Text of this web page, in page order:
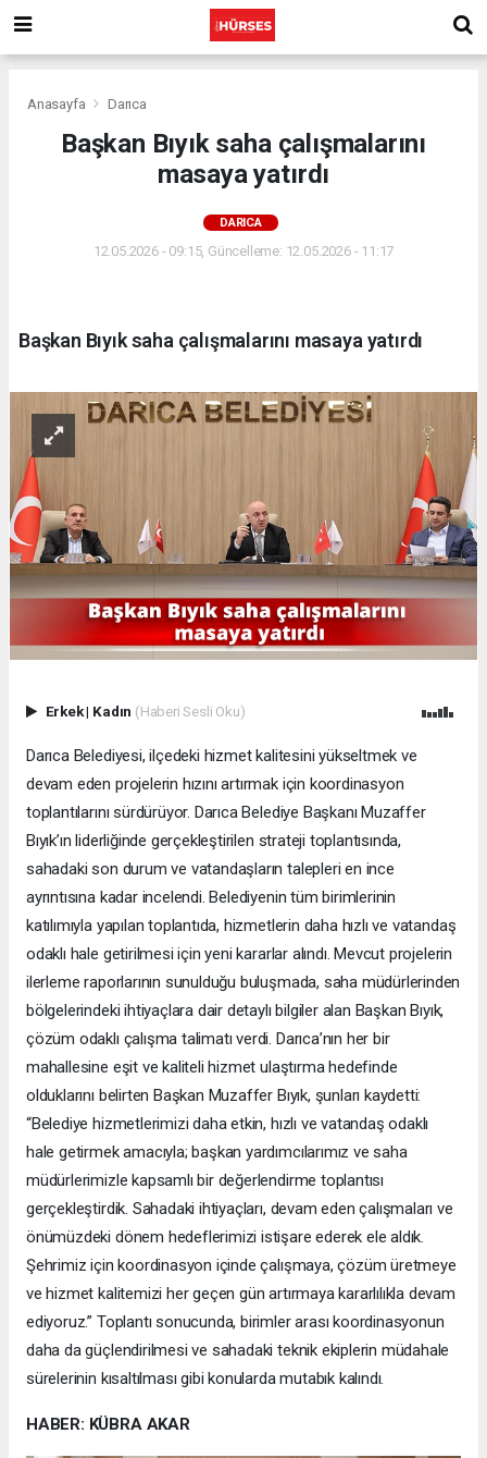
Anasayfa Darıca
Başkan Bıyık saha çalışmalarını
masaya yatırdı
DARICA
12.05.2026 - 09:15, Güncelleme: 12.05.2026 - 11:17
Başkan Bıyık saha çalışmalarını masaya yatırdı
Erkek| Kadın (Haberi Sesli Oku)
Darıca Belediyesi, ilçedeki hizmet kalitesini yükseltmek ve
devam eden projelerin hızını artırmak için koordinasyon
toplantılarını sürdürüyor. Darıca Belediye Başkanı Muzaffer
Bıyık’ın liderliğinde gerçekleştirilen strateji toplantısında,
sahadaki son durum ve vatandaşların talepleri en ince
ayrıntısına kadar incelendi. Belediyenin tüm birimlerinin
katılımıyla yapılan toplantıda, hizmetlerin daha hızlı ve vatandaş
odaklı hale getirilmesi için yeni kararlar alındı. Mevcut projelerin
ilerleme raporlarının sunulduğu buluşmada, saha müdürlerinden
bölgelerindeki ihtiyaçlara dair detaylı bilgiler alan Başkan Bıyık,
çözüm odaklı çalışma talimatı verdi. Darıca’nın her bir
mahallesine eşit ve kaliteli hizmet ulaştırma hedefinde
olduklarını belirten Başkan Muzaffer Bıyık, şunları kaydetti:
“Belediye hizmetlerimizi daha etkin, hızlı ve vatandaş odaklı
hale getirmek amacıyla; başkan yardımcılarımız ve saha
müdürlerimizle kapsamlı bir değerlendirme toplantısı
gerçekleştirdik. Sahadaki ihtiyaçları, devam eden çalışmaları ve
önümüzdeki dönem hedeflerimizi istişare ederek ele aldık.
Şehrimiz için koordinasyon içinde çalışmaya, çözüm üretmeye
ve hizmet kalitemizi her geçen gün artırmaya kararlılıkla devam
ediyoruz.” Toplantı sonucunda, birimler arası koordinasyonun
daha da güçlendirilmesi ve sahadaki teknik ekiplerin müdahale
sürelerinin kısaltılması gibi konularda mutabık kalındı.
HABER: KÜBRA AKAR